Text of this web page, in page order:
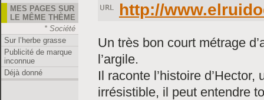
MES PAGES SUR
LE MÊME THÈME
* Société
Sur l’herbe grasse
Publicité de marque
inconnue
Déjà donné
http://
Un très bon court métrage
l’argile.
Il raconte l’histoire
irrésistible, il peut entendre